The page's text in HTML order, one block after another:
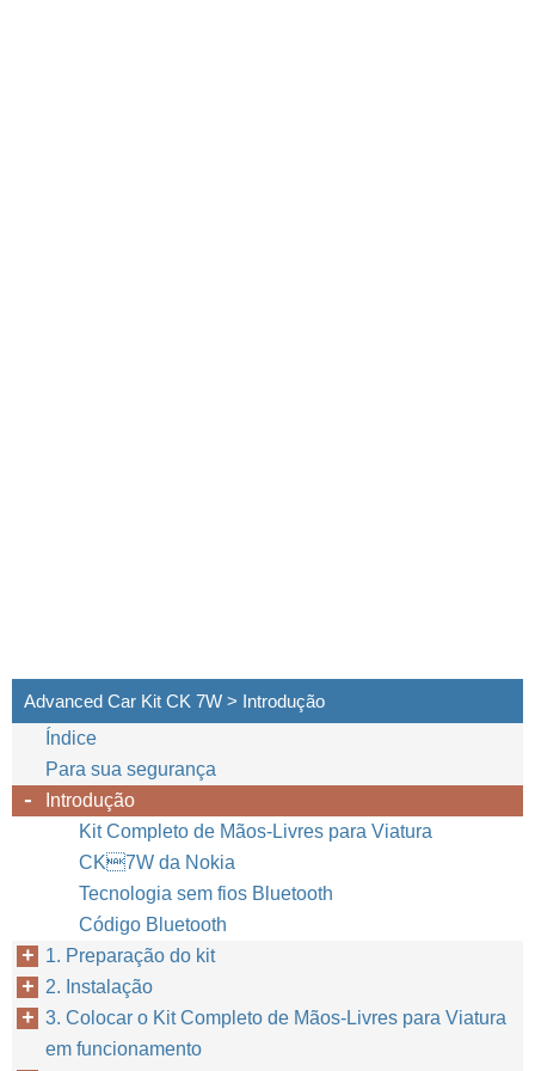
Advanced Car Kit CK 7W > Introdução
Índice
Para sua segurança
Introdução
Kit Completo de Mãos-Livres para Viatura
CK7W da Nokia
Tecnologia sem fios Bluetooth
Código Bluetooth
1. Preparação do kit
2. Instalação
3. Colocar o Kit Completo de Mãos-Livres para Viatura
em funcionamento